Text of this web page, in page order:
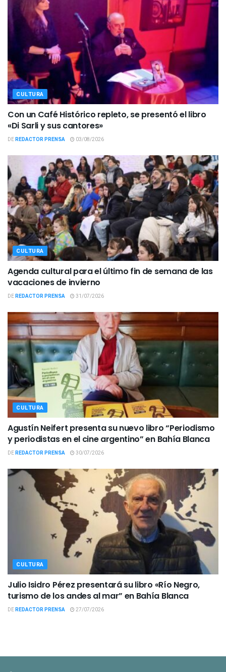
CULTURA
Con un Café Histórico repleto, se presentó el libro
«Di Sarli y sus cantores»
DEREDACTOR PRENSA 03/08/2026
CULTURA
Agenda cultural para el último fin de semana de las
vacaciones de invierno
DEREDACTOR PRENSA 31/07/2026
CULTURA
Agustín Neifert presenta su nuevo libro “Periodismo
y periodistas en el cine argentino” en Bahía Blanca
DEREDACTOR PRENSA 30/07/2026
CULTURA
Julio Isidro Pérez presentará su libro «Río Negro,
turismo de los andes al mar” en Bahía Blanca
DEREDACTOR PRENSA 27/07/2026